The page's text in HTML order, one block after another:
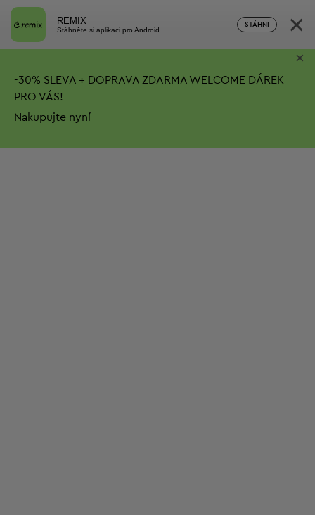
REMIX
Stáhněte si aplikaci pro Android
STÁHNI ×
-30% SLEVA + DOPRAVA ZDARMA WELCOME DÁREK
PRO VÁS!
Nakupujte nyní
×